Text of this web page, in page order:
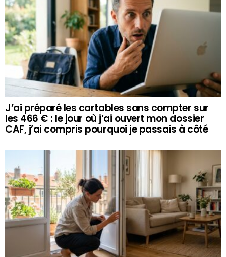
J’ai préparé les cartables sans compter sur
les 466 € : le jour où j’ai ouvert mon dossier
CAF, j’ai compris pourquoi je passais à côté